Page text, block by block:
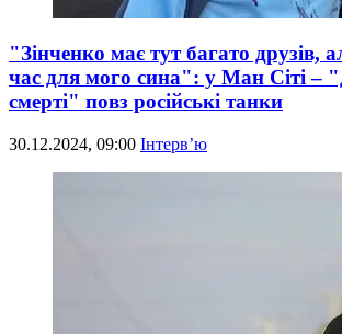
"Зінченко має тут багато друзів,
час для мого сина": у Ман Сіті –
смерті" повз російські танки
30.12.2024, 09:00 Інтерв’ю